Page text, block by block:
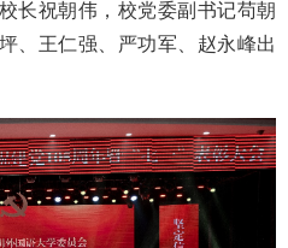
长祝朝伟，校党委副书记苟朝
、王仁强、严功军、赵永峰出